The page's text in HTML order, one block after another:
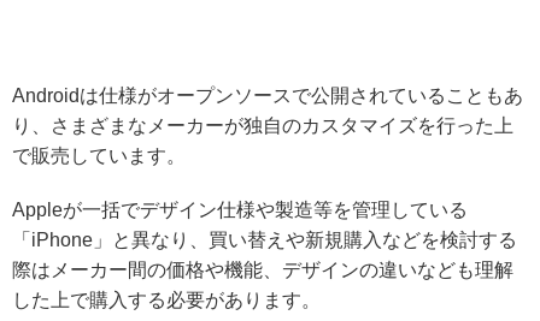
Androidは仕様がオープンソースで公開されていることもあ
り、さまざまなメーカーが独自のカスタマイズを行った上
で販売しています。
Appleが一括でデザイン仕様や製造等を管理している
「iPhone」と異なり、買い替えや新規購入などを検討する
際はメーカー間の価格や機能、デザインの違いなども理解
した上で購入する必要があります。